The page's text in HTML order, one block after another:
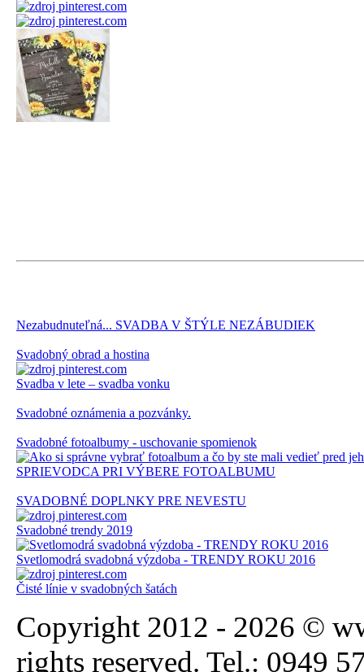
Nezabudnuteľná... SVADBA V ŠTÝLE NEZÁBUDIEK
Svadobný obrad a hostina
Svadba v lete – svadba vonku
Svadobné oznámenia a pozvánky.
Svadobné fotoalbumy - uschovanie spomienok
SPRIEVODCA PRI VÝBERE FOTOALBUMU
SVADOBNÉ DOPLNKY PRE NEVESTU
Svadobné trendy 2019
Svetlomodrá svadobná výzdoba - TRENDY ROKU 2016
Čisté línie v svadobných šatách
Copyright 2012 - 2026 ©
rights reserved. Tel.: 0949